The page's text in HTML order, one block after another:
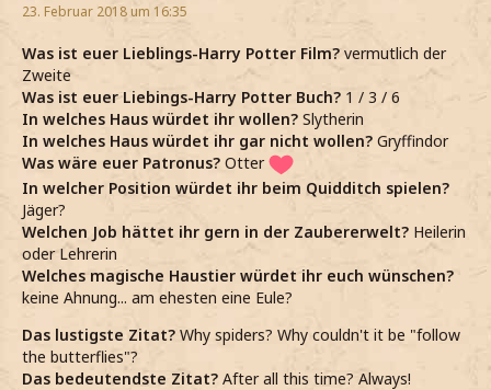
Euer Zauberstab auf Pottermore?
Euer Patronus auf Pottermore?
Euer Haus auf Pottermore (Hogwarts und
Ilvermony)?
Wer ist der beste Charakter?
Wer ist der schlimmste?
Welchen Tod fandet ihr am schlimmsten?
Welchen Lehrer findet ihr am besten in Hogwarts?
Welchen Charakter aus den Büchern würdest du am
liebsten treffen wollen?
Welche Charaktere hätten ein Paar werden sollen?
Welches Fach würdest du auf Hogwarts gerne
unterrichten und warum?
Was wäre euer Lieblings- und Hassfach auf
Hogwarts?
23. Februar 2018 um 16:35
Was ist euer Lieblings-Harry Potter Film? vermutlich der
Zweite
Was ist euer Liebings-Harry Potter Buch? 1 / 3 / 6
In welches Haus würdet ihr wollen? Slytherin
In welches Haus würdet ihr gar nicht wollen? Gryffindor
Was wäre euer Patronus? Otter
In welcher Position würdet ihr beim Quidditch spielen?
Jäger?
Welchen Job hättet ihr gern in der Zaubererwelt? Heilerin
oder Lehrerin
Welches magische Haustier würdet ihr euch wünschen?
keine Ahnung... am ehesten eine Eule?
Das lustigste Zitat? Why spiders? Why couldn't it be "follow
the butterflies"?
Das bedeutendste Zitat? After all this time? Always!